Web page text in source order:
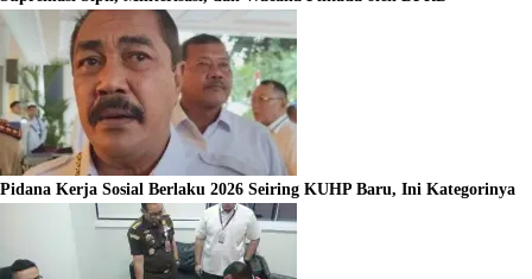
Pidana Kerja Sosial Berlaku 2026 Seiring KUHP Baru, Ini Kategorinya